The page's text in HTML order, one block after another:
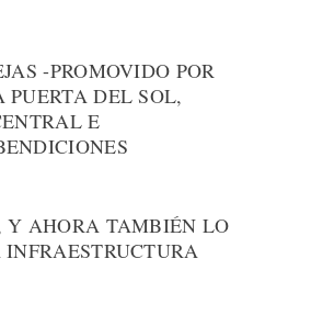
-PROMOVIDO POR
DEL SOL,
E
Y AHORA TAMBIÉN LO